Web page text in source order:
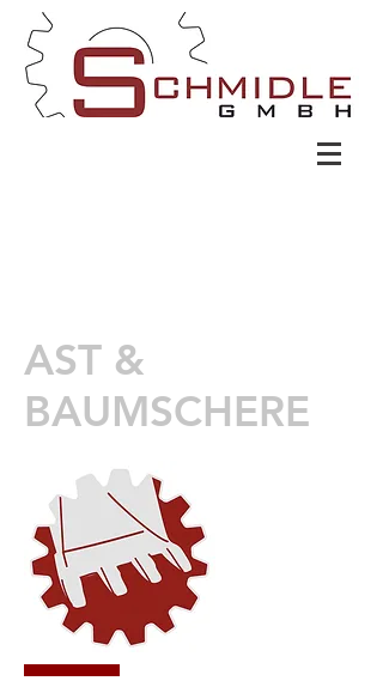
AST &
BAUMSCHERE